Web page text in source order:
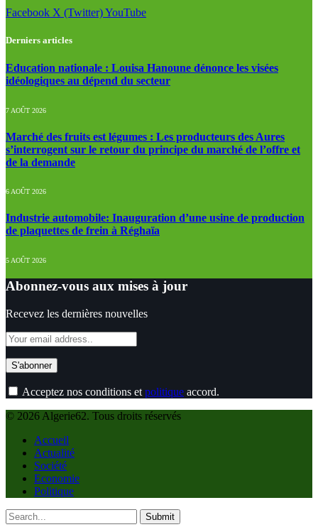
Facebook X (Twitter)YouTube
Derniers articles
Education nationale : Louisa Hanoune dénonce les visées
idéologiques au dépend du secteur
7 AOÛT 2026
Marché des fruits est légumes : Les producteurs des Aures
s’interrogent sur le retour du principe du marché de l’offre et
de la demande
6 AOÛT 2026
Industrie automobile: Inauguration d’une usine de production
de plaquettes de frein à Réghaïa
5 AOÛT 2026
Abonnez-vous aux mises à jour
Recevez les dernières nouvelles
Acceptez nos conditions et politique accord.
© 2026 Algerie62. Tous droits réservés
Accueil
Actualité
Société
Economie
Politique
Submit